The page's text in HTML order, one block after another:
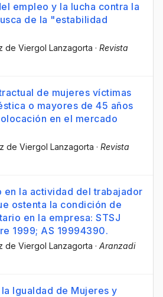
empleo y la lucha contra la
de la "estabilidad
de Viergol Lanzagorta · Revista
de mujeres víctimas
o mayores de 45 años
en el mercado
de Viergol Lanzagorta · Revista
en la actividad del trabajador
ostenta la condición de
en la empresa: STSJ
1999; AS 19994390.
de Viergol Lanzagorta · Aranzadi
Igualdad de Mujeres y